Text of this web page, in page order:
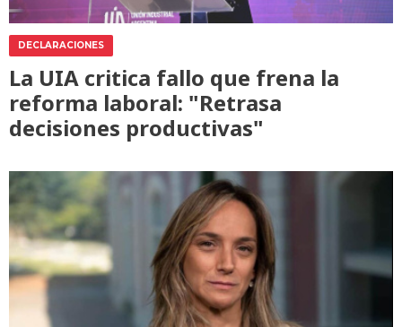
DECLARACIONES
La UIA critica fallo que frena la
reforma laboral: "Retrasa
decisiones productivas"